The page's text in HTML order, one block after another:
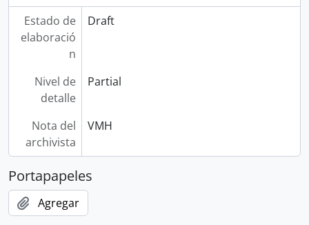
Estado de
elaboració
n
Draft
Nivel de
detalle
Partial
Nota del
archivista
VMH
Portapapeles
Agregar